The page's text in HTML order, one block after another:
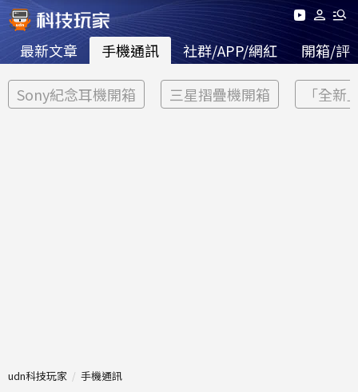
最新文章 手機通訊 社群/APP/網紅 開箱/評
Sony紀念耳機開箱 三星摺疊機開箱 「全新
udn科技玩家 手機通訊